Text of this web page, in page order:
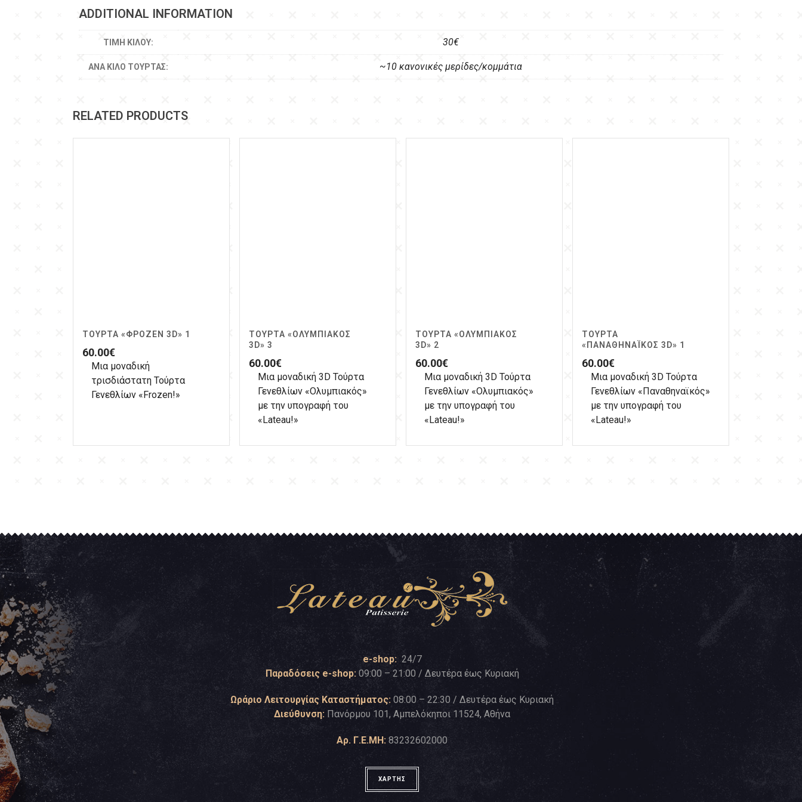
ADDITIONAL INFORMATION
ΤΙΜΉ ΚΙΛΟΎ: 30€
ΑΝΆ ΚΙΛΌ ΤΟΎΡΤΑΣ: ~10 κανονικές μερίδες/κομμάτια
RELATED PRODUCTS
ΤΟΎΡΤΑ «ΦΡΌΖΕΝ 3D» 1
60.00€
Μια μοναδική
τρισδιάστατη Τούρτα
Γενεθλίων «Frozen!»
ΤΟΎΡΤΑ «ΟΛΥΜΠΙΑΚΌΣ
3D» 3
60.00€
Μια μοναδική 3D Τούρτα
Γενεθλίων «Ολυμπιακός»
με την υπογραφή του
«Lateau!»
ΤΟΎΡΤΑ «ΟΛΥΜΠΙΑΚΌΣ
3D» 2
60.00€
Μια μοναδική 3D Τούρτα
Γενεθλίων «Ολυμπιακός»
με την υπογραφή του
«Lateau!»
ΤΟΎΡΤΑ
«ΠΑΝΑΘΗΝΑΪΚΌΣ 3D» 1
60.00€
Μια μοναδική 3D Τούρτα
Γενεθλίων «Παναθηναϊκός»
με την υπογραφή του
«Lateau!»
e-shop: 24/7
Παραδόσεις e-shop: 09:00 – 21:00 / Δευτέρα έως Κυριακή
Ωράριο Λειτουργίας Καταστήματος: 08:00 – 22:30 / Δευτέρα έως Κυριακή
Διεύθυνση: Πανόρμου 101, Αμπελόκηποι 11524, Αθήνα
Αρ. Γ.Ε.ΜΗ: 83232602000
ΧΑΡΤΗΣ